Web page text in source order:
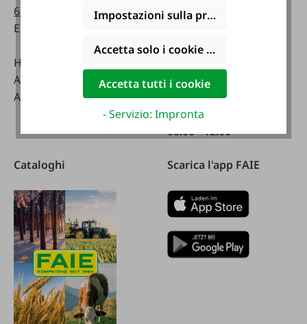
63514619
Email:
Handelsstraße 9
A-4844 Regau
Austria
Sabato:
Lunedì - venerdì:
08:00 - 17:00
Sabato:
08:00 - 12:00
Cataloghi Scarica l'app FAIE
Impostazioni sulla privacy
Accetta solo i cookie funzionali
Accetta tutti i cookie
- Servizio: Impronta